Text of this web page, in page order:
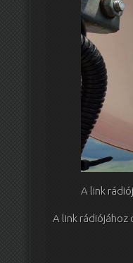
A link
A link rádiójához